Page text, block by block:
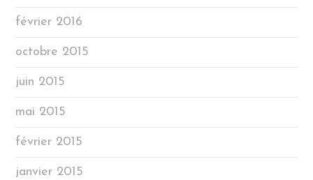
février 2016
octobre 2015
juin 2015
mai 2015
février 2015
janvier 2015